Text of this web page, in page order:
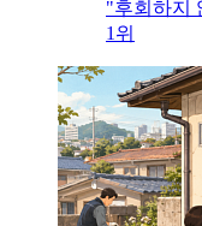
"후회하지
1위